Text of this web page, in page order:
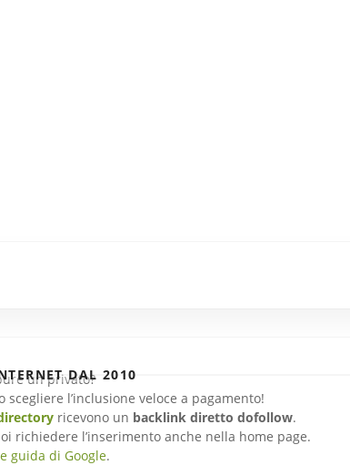
DAL 2010
un privato?
l’inclusione veloce a pagamento!
ricevono un backlink diretto dofollow.
richiedere l’inserimento anche nella home page.
guida di Google.